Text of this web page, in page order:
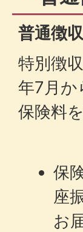
普通徴
特別徴
年7月か
保険料
保
座
お